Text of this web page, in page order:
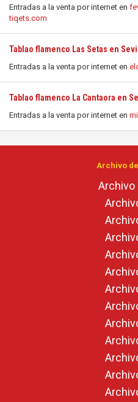
Entradas a la venta por internet en
tiqets.com
Tablao flamenco Las Setas en
Entradas a la venta por internet en
Tablao flamenco La Cantaora en
Entradas a la venta por internet en
Archivo
Archivo